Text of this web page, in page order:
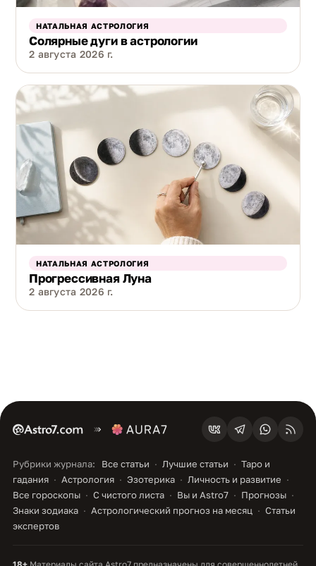
НАТАЛЬНАЯ АСТРОЛОГИЯ
Солярные дуги в астрологии
2 августа 2026 г.
НАТАЛЬНАЯ АСТРОЛОГИЯ
Прогрессивная Луна
2 августа 2026 г.
Рубрики журнала: Все статьи Лучшие статьи
Таро и
гадания
Астрология Эзотерика
Личность и развитие
Все гороскопы
С чистого листа Вы и Astro7
Прогнозы
Знаки зодиака
Астрологический прогноз на месяц
Статьи
экспертов